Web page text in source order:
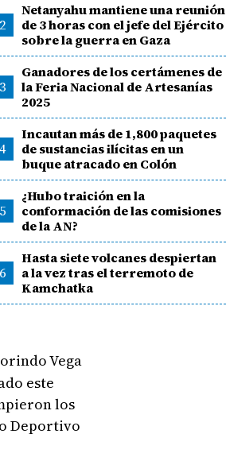
2
Netanyahu mantiene una reunión
de 3 horas con el jefe del Ejército
sobre la guerra en Gaza
3
Ganadores de los certámenes de
la Feria Nacional de Artesanías
2025
4
Incautan más de 1,800 paquetes
de sustancias ilícitas en un
buque atracado en Colón
5
¿Hubo traición en la
conformación de las comisiones
de la AN?
6
Hasta siete volcanes despiertan
a la vez tras el terremoto de
Kamchatka
Vega
este
los
Deportivo